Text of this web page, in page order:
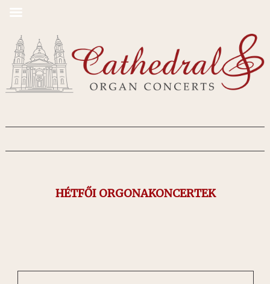
HÉTFŐI ORGONAKONCERTEK